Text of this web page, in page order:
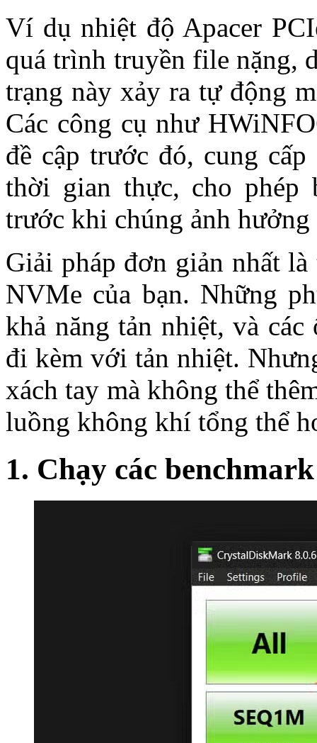
Ví dụ nhiệt độ Apacer
quá trình truyền file nặng,
trạng này xảy ra tự động
Các công cụ như
đề cập trước đó, cung
thời gian thực, cho phép
trước khi chúng ảnh hưởng
Giải pháp đơn giản nhất
NVMe của bạn. Những
khả năng tản nhiệt, và
đi kèm với tản nhiệt.
xách tay mà không thể
luồng không khí tổng thể
1. Chạy các